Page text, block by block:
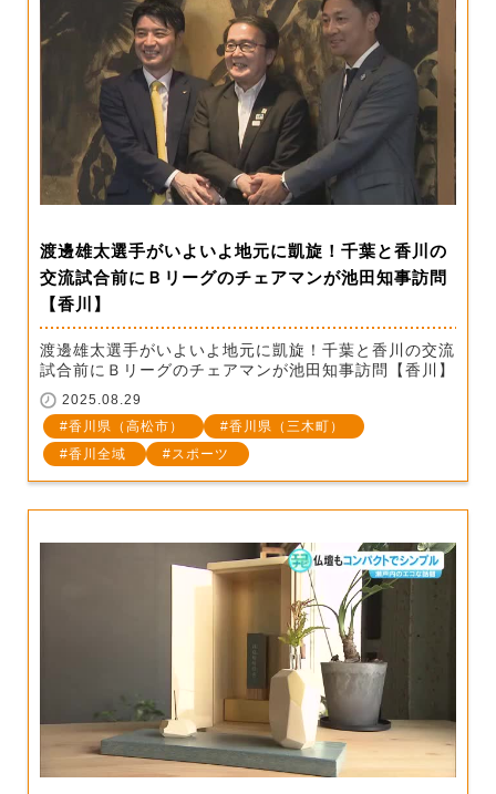
渡邊雄太選手がいよいよ地元に凱旋！千葉と香川の
交流試合前にＢリーグのチェアマンが池田知事訪問
【香川】
渡邊雄太選手がいよいよ地元に凱旋！千葉と香川の交流
試合前にＢリーグのチェアマンが池田知事訪問【香川】
2025.08.29
香川県（高松市）
香川県（三木町）
香川全域
スポーツ